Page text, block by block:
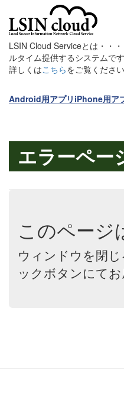
LSIN Cloud Serviceとは・・
ルタイム提供するシステムです
詳しくはこちらをご覧ください
Android用アプリ iPhone用ア
エラーペー
このページ
ウィンドウを閉
ックボタンにてお